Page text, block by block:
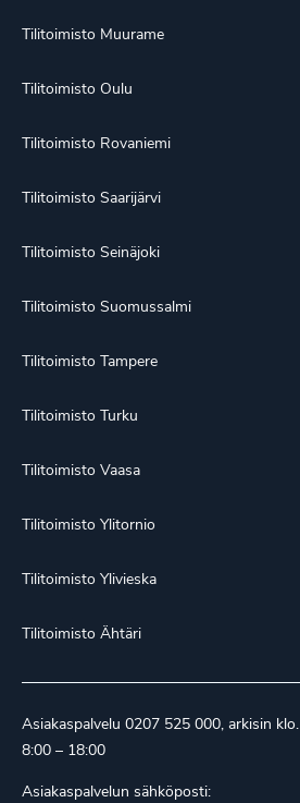
Tilitoimisto Muurame
Tilitoimisto Oulu
Tilitoimisto Rovaniemi
Tilitoimisto Saarijärvi
Tilitoimisto Seinäjoki
Tilitoimisto Suomussalmi
Tilitoimisto Tampere
Tilitoimisto Turku
Tilitoimisto Vaasa
Tilitoimisto Ylitornio
Tilitoimisto Ylivieska
Tilitoimisto Ähtäri
Asiakaspalvelu 0207 525 000, arkisin klo.
8:00 – 18:00
Asiakaspalvelun sähköposti: